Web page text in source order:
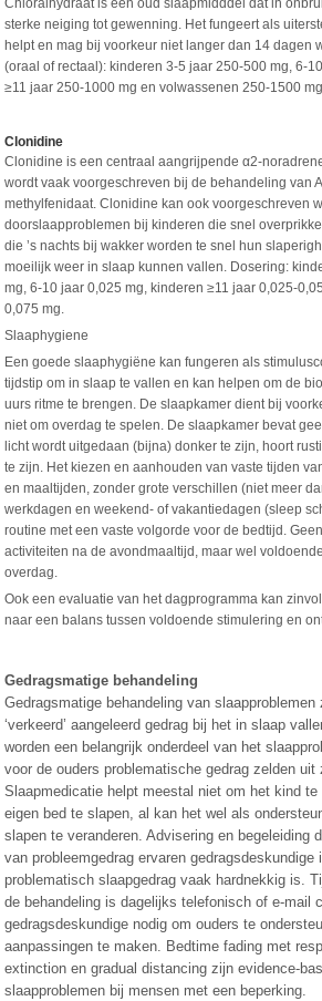
Chloralhydraat is een oud slaapmidddel dat in
sterke neiging tot gewenning. Het fungeert als
helpt en mag bij voorkeur niet langer dan 14 dagen
(oraal of rectaal): kinderen 3-5 jaar 250-500 mg, 6-
≥11 jaar 250-1000 mg en volwassenen 250-1500
Clonidine
Clonidine is een centraal aangrijpende α2-
wordt vaak voorgeschreven bij de behandeling van
methylfenidaat. Clonidine kan ook voorgeschreven
doorslaapproblemen bij kinderen die snel
die ’s nachts bij wakker worden te snel hun
moeilijk weer in slaap kunnen vallen. Dosering:
mg, 6-10 jaar 0,025 mg, kinderen ≥11 jaar 0,025-
0,075 mg.
Slaaphygiene
Een goede slaaphygiëne kan fungeren als
tijdstip om in slaap te vallen en kan helpen om de
uurs ritme te brengen. De slaapkamer dient bij
niet om overdag te spelen. De slaapkamer bevat
licht wordt uitgedaan (bijna) donker te zijn, hoort
te zijn. Het kiezen en aanhouden van vaste tijden
en maaltijden, zonder grote verschillen (niet meer
werkdagen en weekend- of vakantiedagen (sleep
routine met een vaste volgorde voor de bedtijd.
activiteiten na de avondmaaltijd, maar wel
overdag.
Ook een evaluatie van het dagprogramma kan
naar een balans tussen voldoende stimulering en
Gedragsmatige behandeling
Gedragsmatige behandeling van
‘verkeerd’ aangeleerd gedrag bij het in slaap
worden een belangrijk onderdeel van het
voor de ouders problematische gedrag zelden uit
Slaapmedicatie helpt meestal niet om het kind
eigen bed te slapen, al kan het wel als
slapen te veranderen. Advisering en begeleiding
van probleemgedrag ervaren
problematisch slaapgedrag vaak hardnekkig is.
de behandeling is dagelijks telefonisch of e-mail
gedragsdeskundige nodig om ouders te
aanpassingen te maken. Bedtime fading met
extinction en gradual distancing zijn evidence-
slaapproblemen bij mensen met een beperking.